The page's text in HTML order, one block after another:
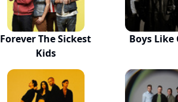
Forever The Sickest
Kids
Boys Like